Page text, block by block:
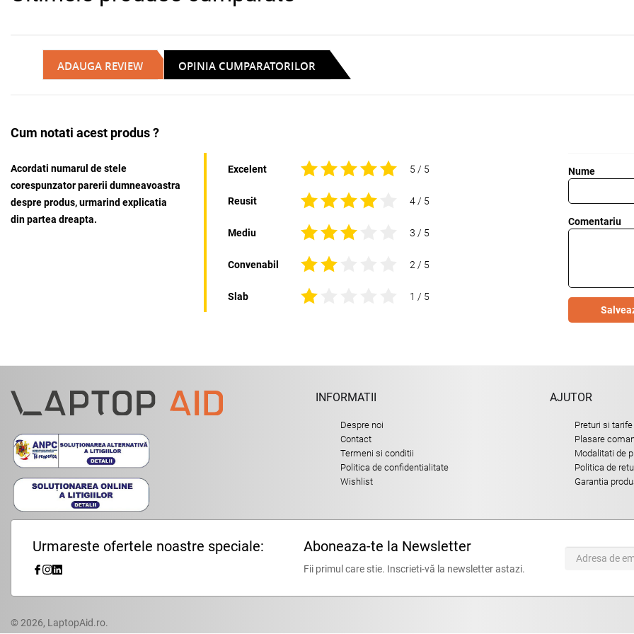
ADAUGA REVIEW OPINIA CUMPARATORILOR
Cum notati acest produs ?
Acordati numarul de stele
corespunzator parerii dumneavoastra
despre produs, urmarind explicatia
din partea dreapta.
Excelent 5 / 5
Reusit 4 / 5
Mediu 3 / 5
Convenabil 2 / 5
Slab 1 / 5
Nume
Comentariu
INFORMATII
Despre noi
Contact
Termeni si conditii
Politica de confidentialitate
Wishlist
AJUTOR
Preturi si tarife
Plasare
Modalitati de
Politica de
Garantia
Urmareste ofertele noastre speciale: Aboneaza-te la Newsletter
Fii primul care stie. Inscrieti-vă la newsletter astazi.
© 2026, LaptopAid.ro.